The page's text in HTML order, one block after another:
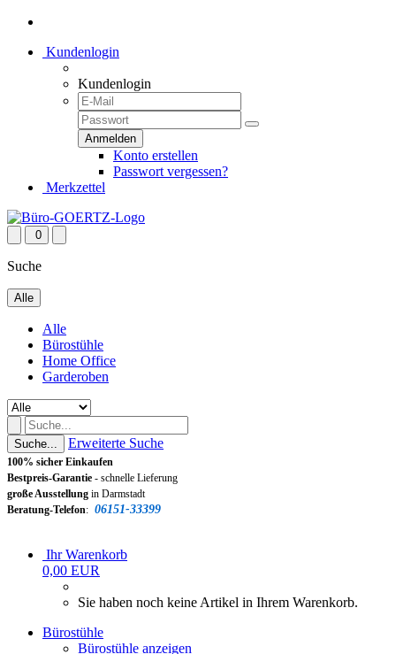
Kundenlogin
Kundenlogin
Konto erstellen
Passwort vergessen?
Merkzettel
0
Suche
Alle
Alle
Bürostühle
Home Office
Garderoben
Suche... Erweiterte Suche
100% sicher Einkaufen
Bestpreis-Garantie - schnelle Lieferung
große Ausstellung in Darmstadt
Beratung-Telefon: 06151-33399
Ihr Warenkorb
0,00 EUR
Sie haben noch keine Artikel in Ihrem Warenkorb.
Bürostühle
Bürostühle anzeigen